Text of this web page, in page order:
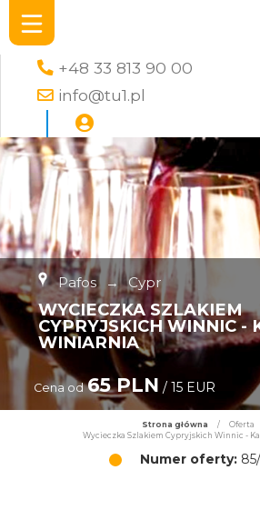
+48 33 813 90 00
info@tu1.pl
Pafos → Cypr
WYCIECZKA SZLAKIEM
CYPRYJSKICH WINNIC -
WINIARNIA
Cena od 65 PLN / 15 EUR
Strona główna / Oferta
Wycieczka Szlakiem Cypryjskich Winnic -
Numer oferty: